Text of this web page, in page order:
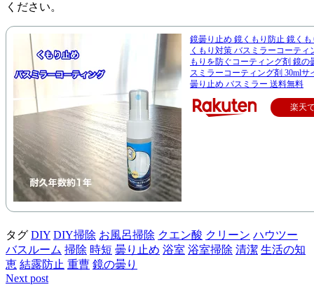
ください。
鏡曇り止め 鏡くもり防止 鏡くも
くもり対策 バスミラーコーティ
もりを防ぐコーティング剤 鏡の
スミラーコーティング剤 30mlサ
曇り止め バスミラー 送料無料
楽天
タグ DIY DIY掃除 お風呂掃除 クエン酸 クリーン ハウツー
バスルーム 掃除 時短 曇り止め 浴室 浴室掃除 清潔 生活の知
恵 結露防止 重曹 鏡の曇り
Next post